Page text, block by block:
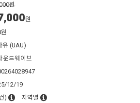
원
원
유 (UAU)
운드웨이브
12/19
) 지역별